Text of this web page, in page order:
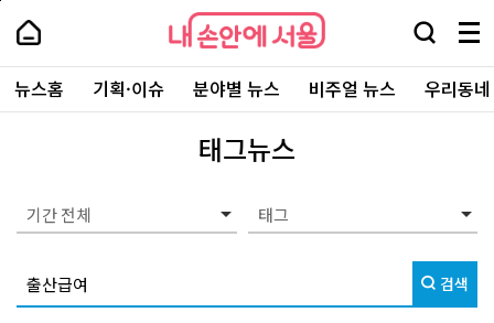
본
로
가
내
손
안
에
서
울
대
표
통
포
털
내
손
에
울
검
창
열
기
메
뉴
전
체
보
주
요
서
뉴스홈 기획·이슈 분야별 뉴스 비주얼 뉴스 우리동
태그뉴스
기간 전체
검색
페
상
단
로